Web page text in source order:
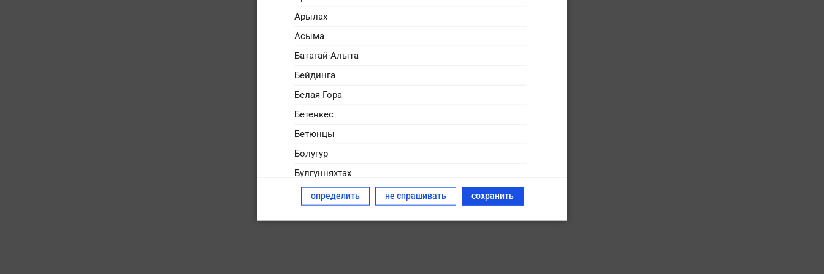
Арылах
Асыма
Батагай-Алыта
Бейдинга
Белая Гора
Бетенкес
Бетюнцы
Болугур
Булгунняхтах
Бясь-Кюёль
определить не спрашивать сохранить